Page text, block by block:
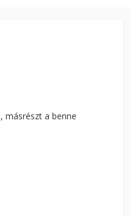
másrészt a benne